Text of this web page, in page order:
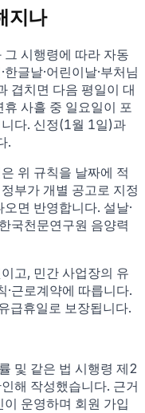
지나
그 시행령에 따라 자동
글날·어린이날·부처님
겹치면 다음 평일이 대
사흘 중 일요일이 포
다. 신정(1월 1일)과
.
위 규칙을 날짜에 적
부가 개별 공고로 지정
면 반영합니다. 설날·
국천문연구원 음양력
고, 민간 사업장의 유
근로계약에 따릅니다.
급휴일로 보장됩니다.
및 같은 법 시행령 제2
해 작성했습니다. 근거
운영하며 회원 가입